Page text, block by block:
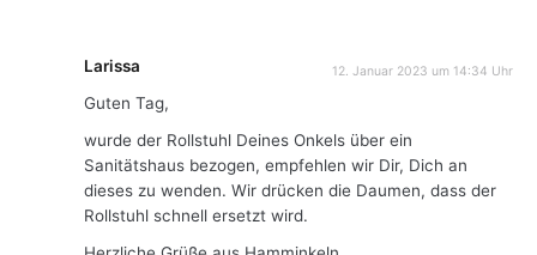
Larissa 12. Januar 2023 um 14:34 Uhr
Guten Tag,
wurde der Rollstuhl Deines Onkels über ein
Sanitätshaus bezogen, empfehlen wir Dir, Dich an
dieses zu wenden. Wir drücken die Daumen, dass der
Rollstuhl schnell ersetzt wird.